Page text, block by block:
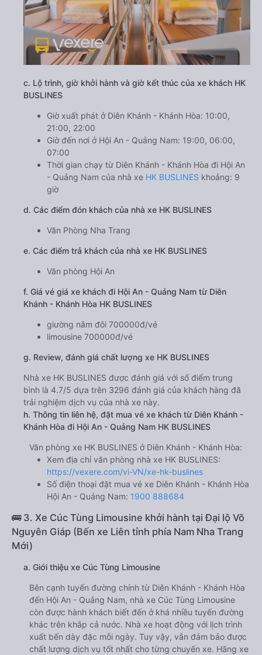
c. Lộ trình, giờ khởi hành và giờ kết thúc của xe khách HK
BUSLINES
Giờ xuất phát ở Diên Khánh - Khánh Hòa: 10:00,
21:00, 22:00
Giờ đến nơi ở Hội An - Quảng Nam: 19:00, 06:00,
07:00
Thời gian chạy từ Diên Khánh - Khánh Hòa đi Hội An
- Quảng Nam của nhà xe HK BUSLINES khoảng: 9
giờ
d. Các điểm đón khách của nhà xe HK BUSLINES
Văn Phòng Nha Trang
e. Các điểm trả khách của nhà xe HK BUSLINES
Văn phòng Hội An
f. Giá vé giá xe khách đi Hội An - Quảng Nam từ Diên
Khánh - Khánh Hòa HK BUSLINES
giường nằm đôi 700000đ/vé
limousine 700000đ/vé
g. Review, đánh giá chất lượng xe HK BUSLINES
Nhà xe HK BUSLINES được đánh giá với số điểm trung
bình là 4.7/5 dựa trên 3296 đánh giá của khách hàng đã
trải nghiệm dịch vụ của nhà xe này.
h. Thông tin liên hệ, đặt mua vé xe khách từ Diên Khánh -
Khánh Hòa đi Hội An - Quảng Nam HK BUSLINES
Văn phòng xe HK BUSLINES ở Diên Khánh - Khánh Hòa:
Xem địa chỉ văn phòng nhà xe HK BUSLINES:
https://vexere.com/vi-VN/xe-hk-buslines
Số điện thoại đặt mua vé xe Diên Khánh - Khánh Hòa
Hội An - Quảng Nam: 1900 888684
🚌 3. Xe Cúc Tùng Limousine khởi hành tại Đại lộ Võ
Nguyên Giáp (Bến xe Liên tỉnh phía Nam Nha Trang
Mới)
a. Giới thiệu xe Cúc Tùng Limousine
Bên cạnh tuyến đường chính từ Diên Khánh - Khánh Hòa
đến Hội An - Quảng Nam, nhà xe Cúc Tùng Limousine
còn được hành khách biết đến ở khá nhiều tuyến đường
khác trên khắp cả nước. Nhà xe hoạt động với lịch trình
xuất bến dày đặc mỗi ngày. Tuy vậy, vẫn đảm bảo được
chất lượng dịch vụ tốt nhất cho từng chuyến xe. Hãng xe